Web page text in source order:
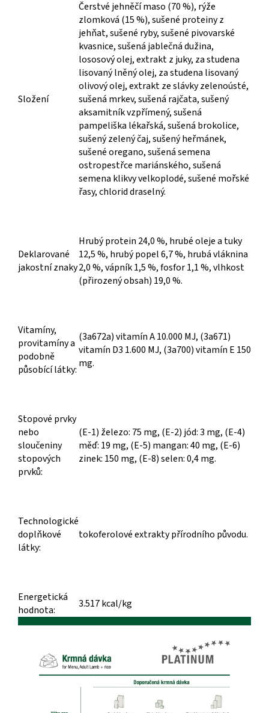
Složení
Čerstvé jehněčí maso (70 %), rýže
zlomková (15 %), sušené proteiny z
jehňat, sušené ryby, sušené pivovarské
kvasnice, sušená jablečná dužina,
lososový olej, extrakt z juky, za studena
lisovaný lněný olej, za studena lisovaný
olivový olej, extrakt ze slávky zelenoústé,
sušená mrkev, sušená rajčata, sušený
aksamitník vzpřímený, sušená
pampeliška lékařská, sušená brokolice,
sušený zelený čaj, sušený heřmánek,
sušené oregano, sušená semena
ostropestřce mariánského, sušená
semena klikvy velkoplodé, sušené mořské
řasy, chlorid draselný.
Deklarované
jakostní znaky
Hrubý protein 24,0 %, hrubé oleje a tuky
12,5 %, hrubý popel 6,7 %, hrubá vláknina
2,0 %, vápník 1,5 %, fosfor 1,1 %, vlhkost
(přirozený obsah) 19,0 %.
Vitamíny,
provitamíny a
podobně
působící látky:
(3a672a) vitamín A 10.000 MJ, (3a671)
vitamín D3 1.600 MJ, (3a700) vitamín E 150
mg.
Stopové prvky
nebo
sloučeniny
stopových
prvků:
(E-1) železo: 75 mg, (E-2) jód: 3 mg, (E-4)
měď: 19 mg, (E-5) mangan: 40 mg, (E-6)
zinek: 150 mg, (E-8) selen: 0,4 mg.
Technologické
doplňkové
látky:
tokoferolové extrakty přírodního původu.
Energetická
hodnota:
3.517 kcal/kg